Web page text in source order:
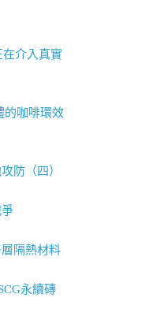
介入真實
的咖啡環效
防（四）
隔熱材料
永續磚